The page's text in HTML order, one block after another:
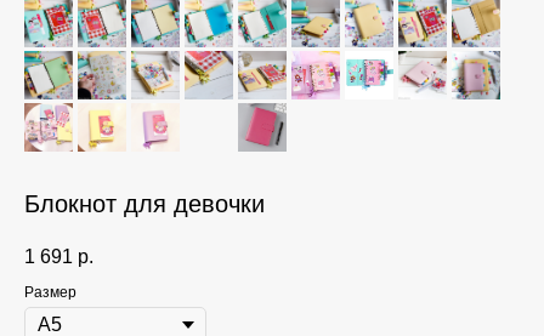
Блокнот для девочки
1 691 р.
Размер